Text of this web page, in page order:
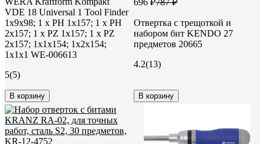
VDE 18 Universal 1 Tool Finder
1x9x98; 1 x PH 1x157; 1 x PH
2x157; 1 x PZ 1x157; 1 x PZ
2x157; 1x1x154; 1x2x154;
1x1x1 WE-006613
5(5)
В корзину
787 ₽
Отвертка с трещоткой и
набором бит KENDO 27
предметов 20665
4.2(13)
В корзину